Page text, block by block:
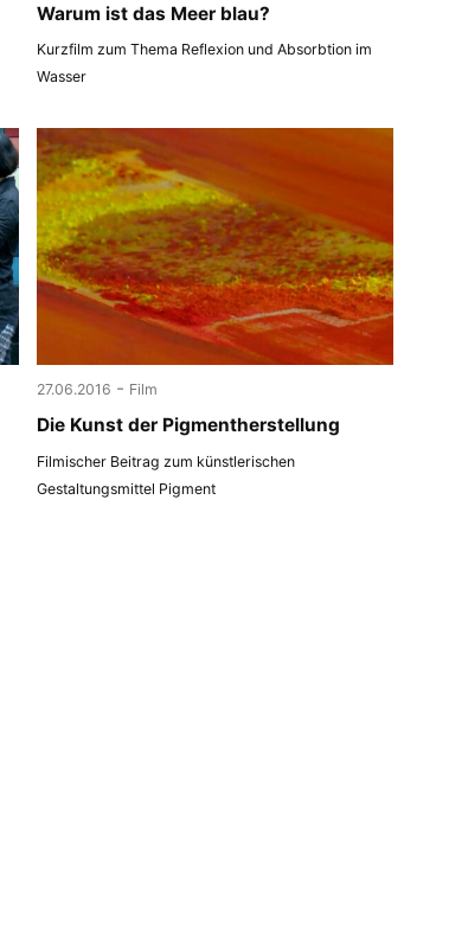
Warum ist das Meer blau?
Kurzfilm zum Thema Reflexion und Absorbtion im
Wasser
27.06.2016 - Film
Die Kunst der Pigmentherstellung
Filmischer Beitrag zum künstlerischen
Gestaltungsmittel Pigment